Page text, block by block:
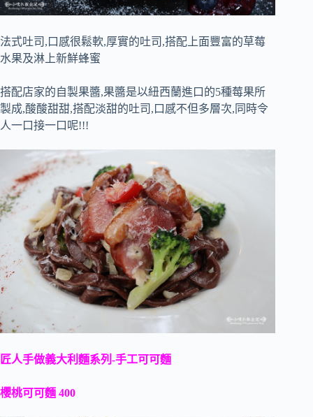
法式吐司,口感很鬆軟,厚實的吐司,搭配上面豐富的草莓
水果及淋上新鮮蜂蜜
搭配店家的自製果醬,果醬是以紐西蘭進口的5種莓果所
製成,酸酸甜甜,搭配淡甜的吐司,口感不但多層次,同時令
人一口接一口呢!!!
匠人手做義大利麵系列-手工可可麵
櫻桃可可麵 400